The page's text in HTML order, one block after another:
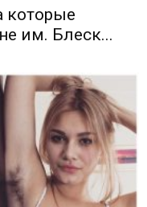
которые
им. Блеск...